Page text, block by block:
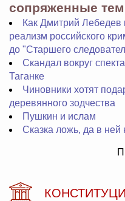
сопряженные
Как Дмитрий
реализм российского
до "Старшего
Скандал вокруг
Таганке
Чиновники хотят
деревянного зодчества
Пушкин и ислам
Сказка ложь, да в ней